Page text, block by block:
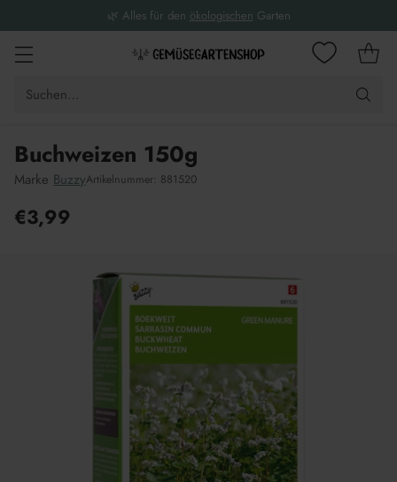
🌿 Alles für den ökologischen Garten
Suchen…
Buchweizen 150g
Marke BuzzyArtikelnummer: 881520
Unverbindliche
€3,99